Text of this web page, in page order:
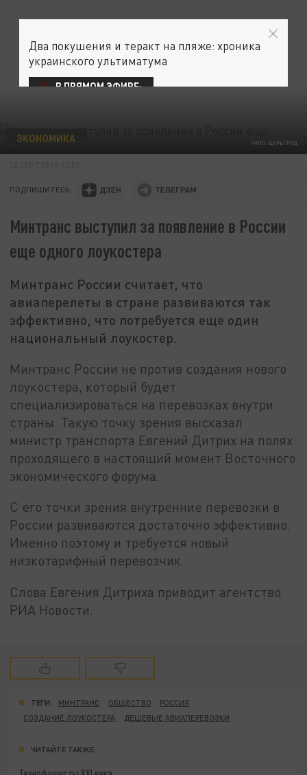
ФОТО: ЦАРЬГРАД
ЭКОНОМИКА
ПОДПИШИТЕСЬ:
Минтранс выступил за появление в России
еще одного лоукостера
Минтранс России считает, что
авиаперелеты в стране развиваются так
эффективно, что потребуется еще один
национальный лоукостер.
Минтранс России не против создания нового
лоукостера, который будет
специализироваться на перевозках внутри
страны. Такую точку зрения высказал
министр транспорта Евгений Дитрих на полях
проходящего в настоящий момент Восточного
экономического форума.
С его точки зрения внутренние перевозки в
России развиваются достаточно эффективно.
Именно поэтому и требуется новый
низкотарифный перевозчик.
Слова Евгения Дитриха приводит агентство
РИА Новости.
ТЕГИ: МИНТРАНС ОБЩЕСТВО
РОССИЯ
СОЗДАНИЕ ЛОУКОСТЕРА
ДЕШЕВЫЕ АВИАПЕРЕВОЗКИ
ЧИТАЙТЕ ТАКЖЕ:
Два покушения и теракт на пляже: хроника
украинского ультиматума
В ПРЯМОМ ЭФИРЕ: